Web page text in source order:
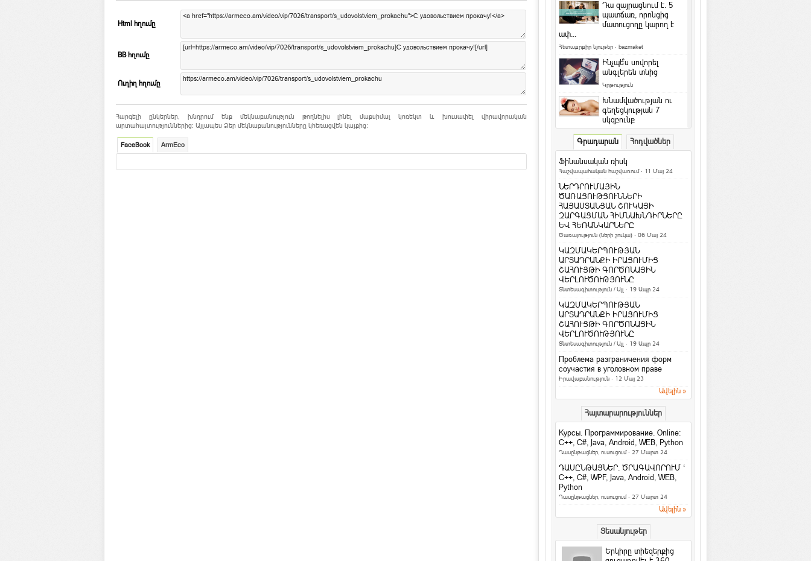
Html հղումը
BB հղումը
Ուղիղ հղումը
Հարգելի ընկերներ, խնդրում ենք մեկնաբանություն թողնելիս լինել մաքսիմալ կոռեկտ և խուսափել վիրավորական
արտահայտություններից: Այլապես Ձեր մեկնաբանությունները կհեռացվեն կայքից:
FaceBook ArmEco
Դա զայրացնում է․ 5
պատճառ, որոնցից
մատուցողը կարող է
ափ...
Հետաքրքիր նյութեր · bazmaket
Ինչպե՞ս սովորել
անգլերեն տնից
Կրթություն
Խնամվածության ու
գեղեցկության 7
սկզբունք
Ի՞նչ դաջվածքներ են
նախընտրում հայերը և
արդյո՞ք հասկանու...
Երկնագույն աչքերով կատուն
համացանցի աստղ է դարձել
Տեսանյութեր / Ֆոտո
Ամանոր 2016` Կարմիր կամ Կրակե
Տոներ և օրեր
Կենդանակերպի
ամենա-ամենա
նշանները. իմացիր, թե
ինչով ես ...
Հասարակություն
4 հարց մտավոր կարողությունները
ստուգելու համար
3 գաղտնիք, որոնք տղամարդիկ
երբեք չեն բարձրաձայնում
տվյալների մշակման
կենտրոնը կաշխատի
քամու...
Համացանց ·rafoaper777
Все женщины продажны /Б. Шоу
На русском / In english
6 պարզ միջոց՝ ամուսնությունը
երջանիկ դարձնելու համար
Երջանկությունն ափի մեջ
Խորհուրդներ
Հրաշք Աղջիկ
Գրադարան Հոդվածներ
Ֆինանսական ռիսկ
Հաշվապահական հաշվառում· 11 Մայ 24
ՆԵՐԴՐՈՒՄԱՅԻՆ
ԾԱՌԱՅՈՒԹՅՈՒՆՆԵՐԻ
ՀԱՅԱՍՏԱՆՅԱՆ ՇՈՒԿԱՅԻ
ԶԱՐԳԱՑՄԱՆ ՀԻՄՆԱԽՆԴԻՐՆԵՐԸ
ԵՎ ՀԵՌԱՆԿԱՐՆԵՐԸ
Ծառայություն (ների շուկա) · 06 Մայ 24
ԿԱԶՄԱԿԵՐՊՈՒԹՅԱՆ
ԱՐՏԱԴՐԱՆՔԻ ԻՐԱՑՈՒՄԻՑ
ՇԱՀՈՒՅԹԻ ԳՈՐԾՈՆԱՅԻՆ
ՎԵՐԼՈՒԾՈՒԹՅՈՒՆԸ
Տնտեսագիտություն / Այլ · 19 Ապր 24
ԿԱԶՄԱԿԵՐՊՈՒԹՅԱՆ
ԱՐՏԱԴՐԱՆՔԻ ԻՐԱՑՈՒՄԻՑ
ՇԱՀՈՒՅԹԻ ԳՈՐԾՈՆԱՅԻՆ
ՎԵՐԼՈՒԾՈՒԹՅՈՒՆԸ
Տնտեսագիտություն / Այլ · 19 Ապր 24
Проблема разграничения форм
соучастия в уголовном праве
Իրավաբանություն · 12 Մայ 23
Ավելին »
Հայտարարություններ
Курсы. Программирование. Online:
C++, C#, Java, Android, WEB, Python
Դասընթացներ, ուսուցում· 27 Մարտ 24
ԴԱՍԸՆԹԱՑՆԵՐ. ԾՐԱԳԱՎՈՐՈՒՄ ‘
C++, C#, WPF, Java, Android, WEB,
Python
Դասընթացներ, ուսուցում· 27 Մարտ 24
Ավելին »
Տեսանյութեր
Երկիրը տիեզերքից